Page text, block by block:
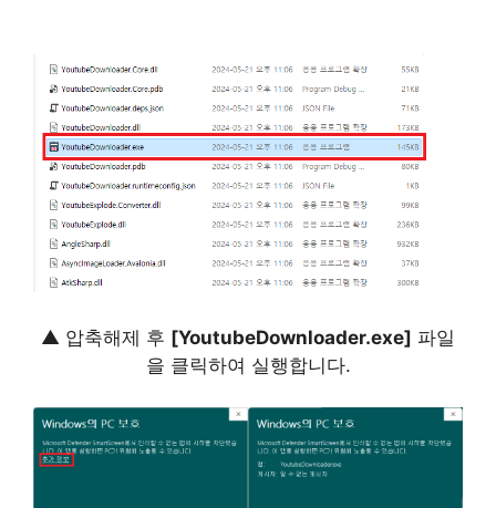
▲ 압축해제 후 [YoutubeDownloader.exe] 파일
을 클릭하여 실행합니다.